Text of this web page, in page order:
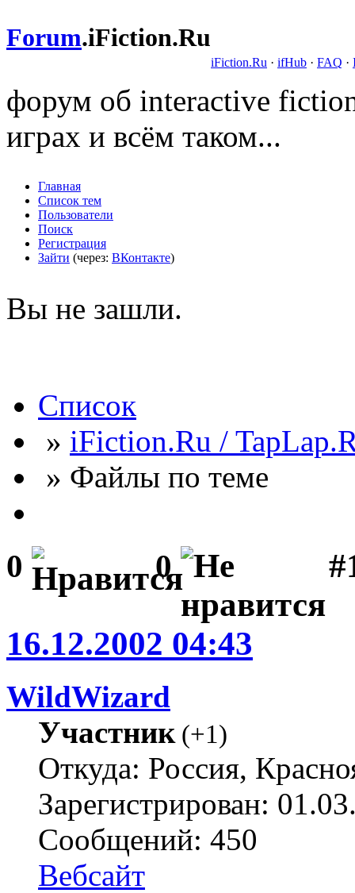
Forum.iFiction.Ru
iFiction.Ru · ifHub · FAQ ·
форум об interactive
играх и всём таком...
Главная
Список тем
Пользователи
Поиск
Регистрация
Зайти (через: ВКонтакте)
Вы не зашли.
Список
» iFiction.Ru /
» Файлы по теме
0 0
16.12.2002 04:43
WildWizard
Участник(+1)
Откуда: Россия,
Зарегистрирован:
Сообщений: 450
Вебсайт